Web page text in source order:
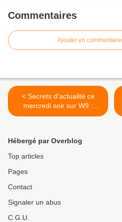
Commentaires
Ajouter un commentaire
< Secrets d'actualité ce
mercredi soir sur W9 :
Amra, retour à la case
Hébergé par Overblog
Top articles
Pages
Contact
Signaler un abus
C.G.U.